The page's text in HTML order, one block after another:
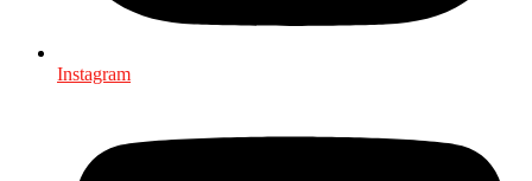
Instagram